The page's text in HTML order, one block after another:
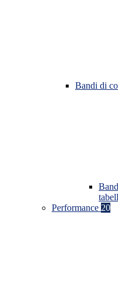
Bandi di
Performance 20